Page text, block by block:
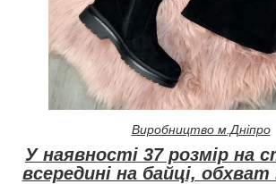
Виробництво м.Дніпро
У наявності 37 розмір на
всередині на байці,